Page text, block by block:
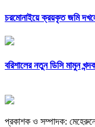
চরমোনাইয়ে ক্রয়কৃত জমি
বরিশালের নতুন ডিসি মামুন
প্রকাশক ও সম্পাদক: